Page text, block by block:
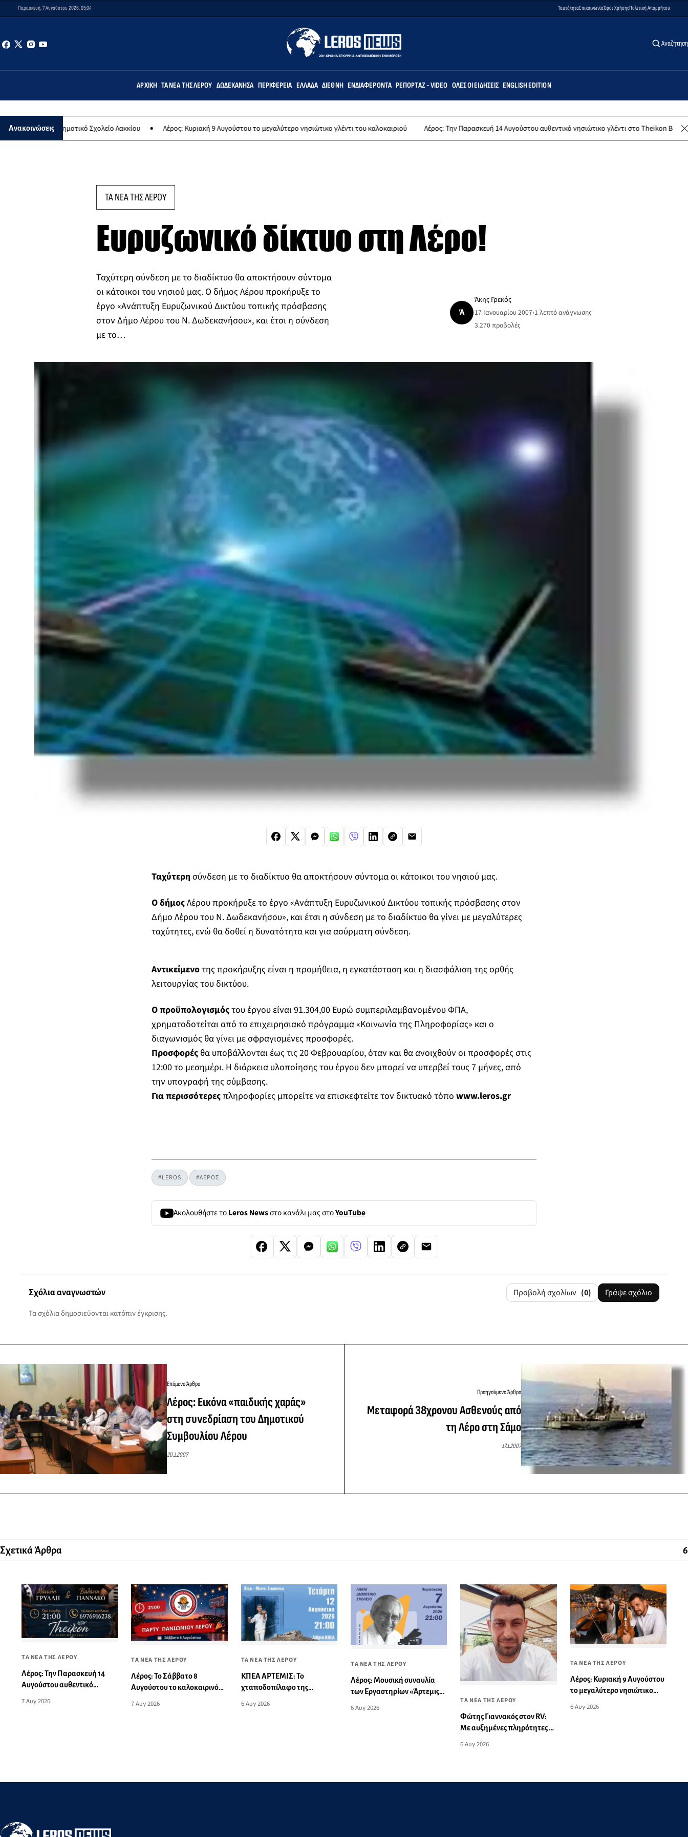
Παρασκευή, 7 Αυγούστου 2026, 05:04 ΤαυτότηταΕπικοινωνίαΌροι ΧρήσηςΠολιτική Απορρήτου
Αναζήτηση
ΑΡΧΙΚΉ ΤΑ ΝΈΑ ΤΗΣ ΛΈΡΟΥ ΔΩΔΕΚΆΝΗΣΑ ΠΕΡΙΦΈΡΕΙΑ ΕΛΛΆΔΑ ΔΙΕΘΝΉ ΕΝΔΙΑΦΈΡΟΝΤΑ ΡΕΠΟΡΤΆΖ - VIDEO ΌΛΕΣ ΟΙ ΕΙΔΉΣΕΙΣ ENGLISH EDITION
Ανακοινώσεις
Δημοτικό Σχολείο Λακκίου Λέρος: Κυριακή 9 Αυγούστου το μεγαλύτερο νησιώτικο γλέντι του καλοκαιριού Λέρος: Την Παρασκευή 14 Αυγούστου αυθεντικό νησιώτικο γλέντι στο Theikon Bistro Restaurant!
ΤΑ ΝΕΑ ΤΗΣ ΛΕΡΟΥ
Ευρυζωνικό δίκτυο στη Λέρο!
Ταχύτερη σύνδεση με το διαδίκτυο θα αποκτήσουν σύντομα
οι κάτοικοι του νησιού μας. Ο δήμος Λέρου προκήρυξε το
έργο «Ανάπτυξη Ευρυζωνικού Δικτύου τοπικής πρόσβασης
στον Δήμο Λέρου του Ν. Δωδεκανήσου», και έτσι η σύνδεση
με το…
Ά
Άκης Γρεκός
17 Ιανουαρίου 2007•1 λεπτό ανάγνωσης
3.270προβολές
Ταχύτερη σύνδεση με το διαδίκτυο θα αποκτήσουν σύντομα οι κάτοικοι του νησιού μας.
Ο δήμοςΛέρου προκήρυξε το έργο «Ανάπτυξη Ευρυζωνικού Δικτύου τοπικής πρόσβασης στον
Δήμο Λέρου του Ν. Δωδεκανήσου», και έτσι η σύνδεση με το διαδίκτυο θαγίνει με μεγαλύτερες
ταχύτητες, ενώ θα δοθεί η δυνατότητα και για ασύρματη σύνδεση.
Αντικείμενοτης προκήρυξης είναι η προμήθεια, η εγκατάσταση και η διασφάλιση της ορθής
λειτουργίας του δικτύου.
Ο προϋπολογισμόςτου έργου είναι 91.304,00 Ευρώ συμπεριλαμβανομένου ΦΠΑ,
χρηματοδοτείται από το επιχειρησιακό πρόγραμμα «Κοινωνία της Πληροφορίας» και ο
διαγωνισμός θα γίνει με σφραγισμένες προσφορές.
Προσφορές θα υποβάλλονται έως τις 20 Φεβρουαρίου, όταν και θα ανοιχθούν οι προσφορές στις
12:00 το μεσημέρι. Η διάρκεια υλοποίησης του έργου δεν μπορεί να υπερβεί τους 7 μήνες, από
την υπογραφή της σύμβασης.
Για περισσότερεςπληροφορίες μπορείτε να επισκεφτείτε τον δικτυακό τόπο www.leros.gr
#LEROS #ΛΕΡΟΣ
Ακολουθήστε τοLeros Newsστο κανάλι μας στοYouTube
Σχόλια αναγνωστών Προβολή σχολίων (0) Γράψε σχόλιο
Τα σχόλια δημοσιεύονται κατόπιν έγκρισης.
Επόμενο Άρθρο
Λέρος: Εικόνα «παιδικής χαράς»
στη συνεδρίαση του Δημοτικού
Συμβουλίου Λέρου
20.1.2007
Προηγούμενο Άρθρο
Μεταφορά 38χρονου Ασθενούς από
τη Λέρο στη Σάμο
17.1.2007
Σχετικά Άρθρα 6
ΤΑ ΝΕΑ ΤΗΣ ΛΕΡΟΥ
Λέρος: Την Παρασκευή 14
Αυγούστου αυθεντικό
Bistro Restaurant!
7 Αυγ 2026
ΤΑ ΝΕΑ ΤΗΣ ΛΕΡΟΥ
Λέρος: Το Σάββατο 8
Αυγούστου το καλοκαιρινό
7 Αυγ 2026
ΤΑ ΝΕΑ ΤΗΣ ΛΕΡΟΥ
ΚΠΕΑ ΑΡΤΕΜΙΣ: Το
χταποδοπίλαφο της
εκδήλωση
6 Αυγ 2026
ΤΑ ΝΕΑ ΤΗΣ ΛΕΡΟΥ
Λέρος: Μουσική συναυλία
των Εργαστηρίων «Άρτεμις»
Λακκίου
6 Αυγ 2026
ΤΑ ΝΕΑ ΤΗΣ ΛΕΡΟΥ
Φώτης Γιαννακός στον RV:
Με αυξημένες πληρότητες η
της τουριστικής σεζόν στο
6 Αυγ 2026
ΤΑ ΝΕΑ ΤΗΣ ΛΕΡΟΥ
Λέρος: Κυριακή 9 Αυγούστου
το μεγαλύτερο νησιώτικο
6 Αυγ 2026